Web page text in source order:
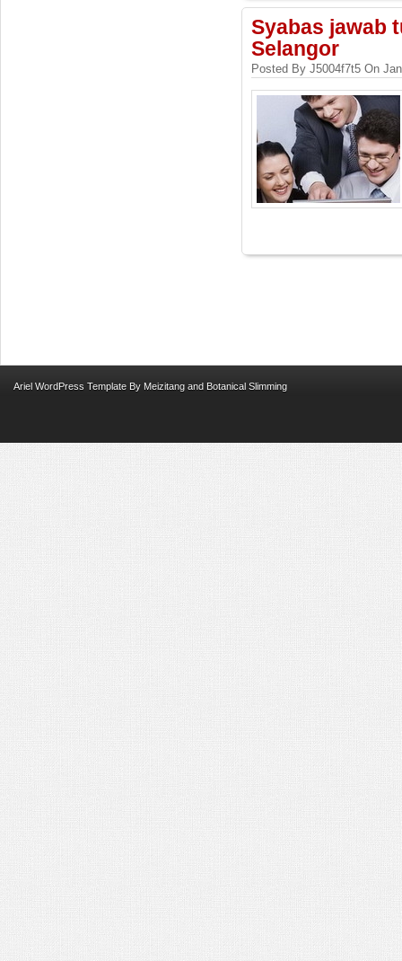
Syabas jawab
Selangor
Posted By J5004f7t5 On
Ariel WordPress Template By Meizitang and Botanical Slimming